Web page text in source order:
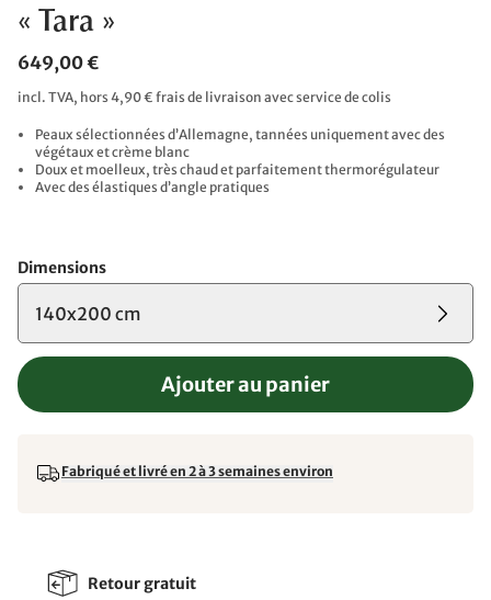
« Tara »
649,00 €
incl. TVA, hors 4,90 € frais de livraison avec service de colis
Peaux sélectionnées d’Allemagne, tannées uniquement avec des
végétaux et crème blanc
Doux et moelleux, très chaud et parfaitement thermorégulateur
Avec des élastiques d’angle pratiques
Dimensions
140x200 cm
Ajouter au panier
Fabriqué et livré en 2 à 3 semaines environ
Retour gratuit